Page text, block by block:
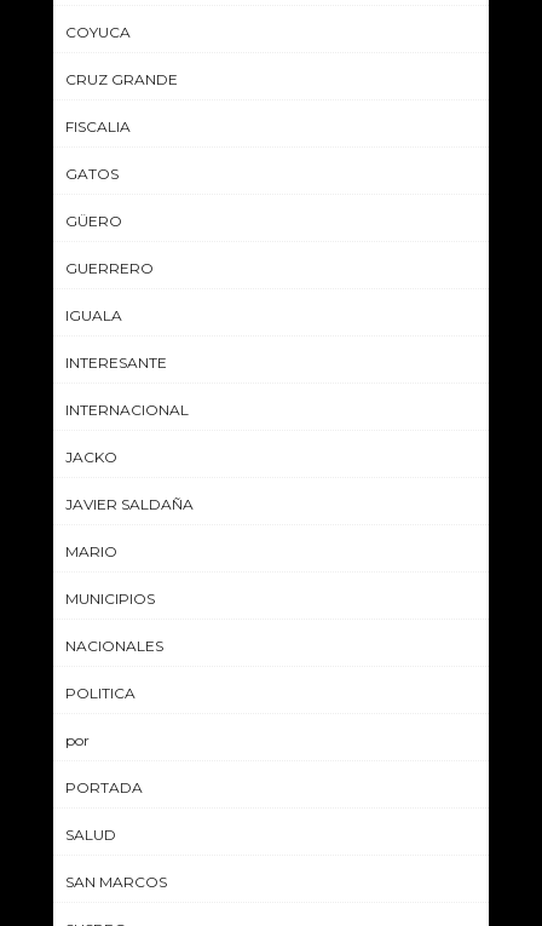
COYUCA
CRUZ GRANDE
FISCALIA
GATOS
GÜERO
GUERRERO
IGUALA
INTERESANTE
INTERNACIONAL
JACKO
JAVIER SALDAÑA
MARIO
MUNICIPIOS
NACIONALES
POLITICA
por
PORTADA
SALUD
SAN MARCOS